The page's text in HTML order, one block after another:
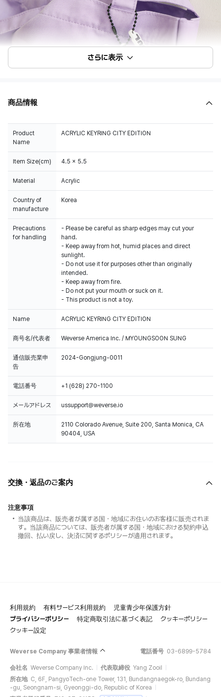
さらに表示
商品情報
Product
Name
ACRYLIC KEYRING CITY EDITION
Item Size(cm) 4.5 x 5.5
Material Acrylic
Country of
manufacture
Korea
Precautions
for handling
- Please be careful as sharp edges may cut your
hand.
- Keep away from hot, humid places and direct
sunlight.
- Do not use it for purposes other than originally
intended.
- Keep away from fire.
- Do not put your mouth or suck on it.
- This product is not a toy.
Name ACRYLIC KEYRING CITY EDITION
商号名/代表者 Weverse America Inc. / MYOUNGSOON SUNG
通信販売業申
告
2024-Gongjung-0011
電話番号 +1 (628) 270-1100
メールアドレス ussupport@weverse.io
所在地
2110 Colorado Avenue, Suite 200, Santa Monica, CA
90404, USA
交換・返品のご案内
注意事項
当該商品は、販売者が属する国・地域にお住いのお客様に販売されま
す。当該商品については、販売者が属する国・地域における契約申込
撤回、払い戻し、決済に関するポリシーが適用されます。
利用規約 有料サービス利用規約
児童青少年保護方針
プライバシーポリシー
特定商取引法に基づく表記
クッキーポリシー
クッキー設定
Weverse Company 事業者情報 電話番号 03-6899-5784
会社名 Weverse Company Inc. 代表取締役 Yang Zooil
所在地 C, 6F, PangyoTech-one Tower, 131, Bundangnaegok-ro, Bundang
-gu, Seongnam-si, Gyeonggi-do, Republic of Korea